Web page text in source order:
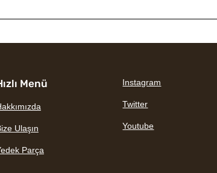
Menü
Ulaşın
Parça
Instagram
Twitter
Youtube